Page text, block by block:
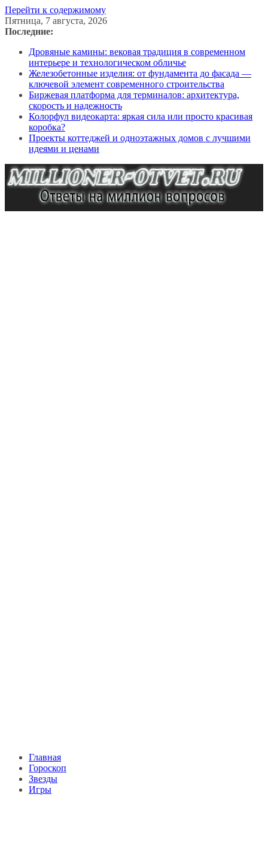
Перейти к содержимому
Пятница, 7 августа, 2026
Последние:
Дровяные камины: вековая традиция в современном
интерьере и технологическом обличье
Железобетонные изделия: от фундамента до фасада —
ключевой элемент современного строительства
Биржевая платформа для терминалов: архитектура,
скорость и надежность
Колорфул видеокарта: яркая сила или просто красивая
коробка?
Проекты коттеджей и одноэтажных домов с лучшими
идеями и ценами
Главная
Гороскоп
Звезды
Игры